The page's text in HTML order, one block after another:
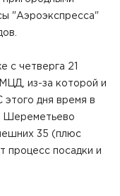
"Аэроэкспресса"
с четверга 21
из-за которой и
дня время в
Шереметьево
35 (плюс
процесс посадки и